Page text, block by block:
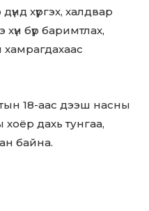
хүргэх, халдвар
бүр баримтлах,
18-аас дээш насны
дахь тунгаа,
байна.